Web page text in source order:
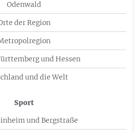
Odenwald
der Region
und Hessen
und die Welt
Sport
und Bergstraße